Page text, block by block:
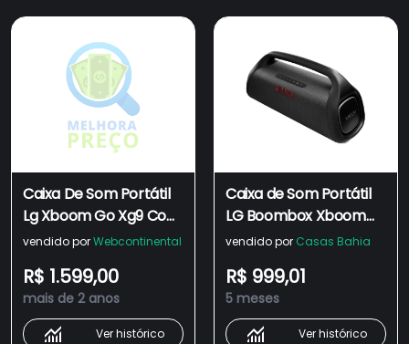
Caixa De Som Portátil
Lg Xboom Go Xg9 Com
Bluetooth Ip67 - 80W +
vendido porWebcontinental
R$ 1.599,00
mais de 2 anos
Ver histórico
Caixa de Som Portátil
LG Boombox Xboom
Go XG9 Power P67
(Woofer) e 40W
(Tweeter) RMS - Preta
vendido por Casas Bahia
R$ 999,01
5 meses
Ver histórico